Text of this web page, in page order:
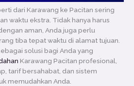
dari Karawang ke Pacitan sering
waktu ekstra. Tidak hanya harus
aman, Anda juga perlu
tiba tepat waktu di alamat tujuan.
solusi bagi Anda yang
Karawang Pacitan profesional,
tarif bersahabat, dan sistem
memudahkan Anda.